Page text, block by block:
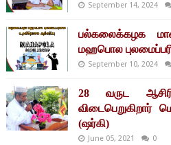
September 14, 2024
பல்கலைக்கழக
மஹபொல
September 10, 2024
28 வருட
விடைபெறுகிறார்
(ஷர்கி)
June 05, 2021 0